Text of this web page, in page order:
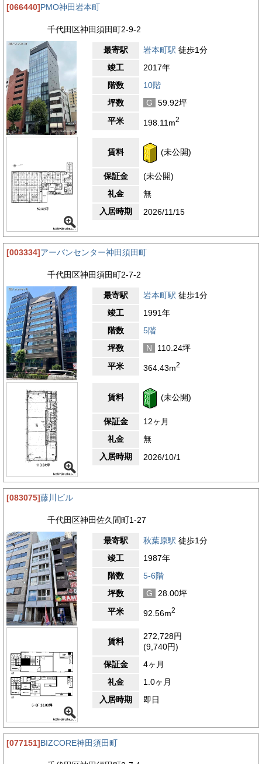
[066440]PMO神田岩本町
千代田区神田須田町2-9-2
最寄駅 岩本町駅 徒歩1分
竣工
2017年
階数
10階
坪数
G
59.92坪
平米
198.11m2
賃料 (未公開)
保証金
(未公開)
礼金
無
入居時期
2026/11/15
[003334]アーバンセンター神田須田町
千代田区神田須田町2-7-2
最寄駅 岩本町駅 徒歩1分
竣工
1991年
階数
5階
坪数
N
110.24坪
平米
364.43m2
賃料 (未公開)
保証金
12ヶ月
礼金
無
入居時期
2026/10/1
[083075]藤川ビル
千代田区神田佐久間町1-27
最寄駅 秋葉原駅 徒歩1分
竣工
1987年
階数
5-6階
坪数
G
28.00坪
平米
92.56m2
賃料
272,728円
(9,740円)
保証金
4ヶ月
礼金
1.0ヶ月
入居時期
即日
[077151]BIZCORE神田須田町